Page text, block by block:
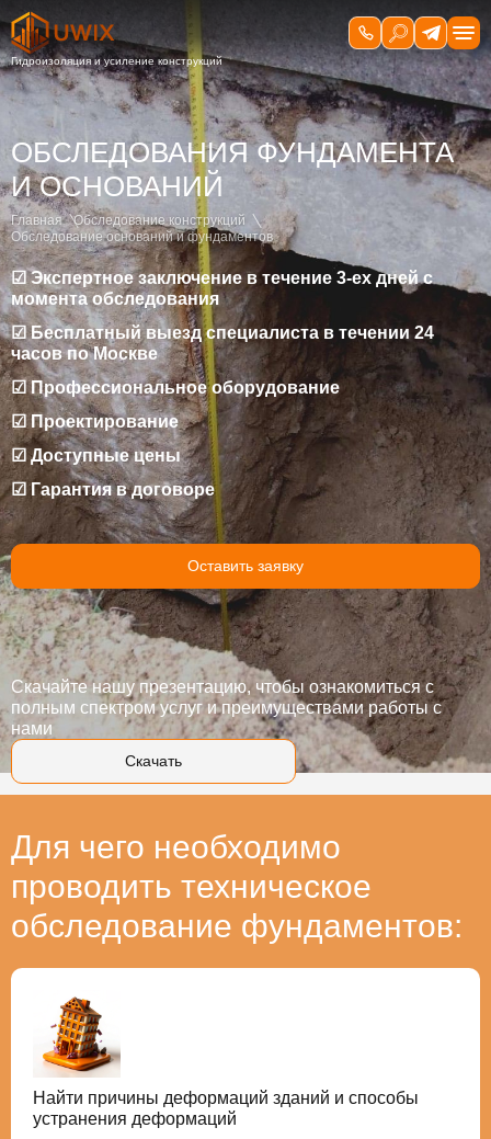
ОБСЛЕДОВАНИЯ ФУНДАМЕНТА
И ОСНОВАНИЙ
Главная
Обследование конструкций
Обследование оснований и фундаментов
☑ Экспертное заключение в течение 3-ех дней с
момента обследования
☑ Бесплатный выезд специалиста в течении 24
часов по Москве
☑ Профессиональное оборудование
☑ Проектирование
☑ Доступные цены
☑ Гарантия в договоре
Оставить заявку
Скачать
Скачайте нашу презентацию, чтобы ознакомиться с
полным спектром услуг и преимуществами работы с
нами
Для чего необходимо
проводить техническое
обследование фундаментов:
Найти причины деформаций зданий и способы
устранения деформаций